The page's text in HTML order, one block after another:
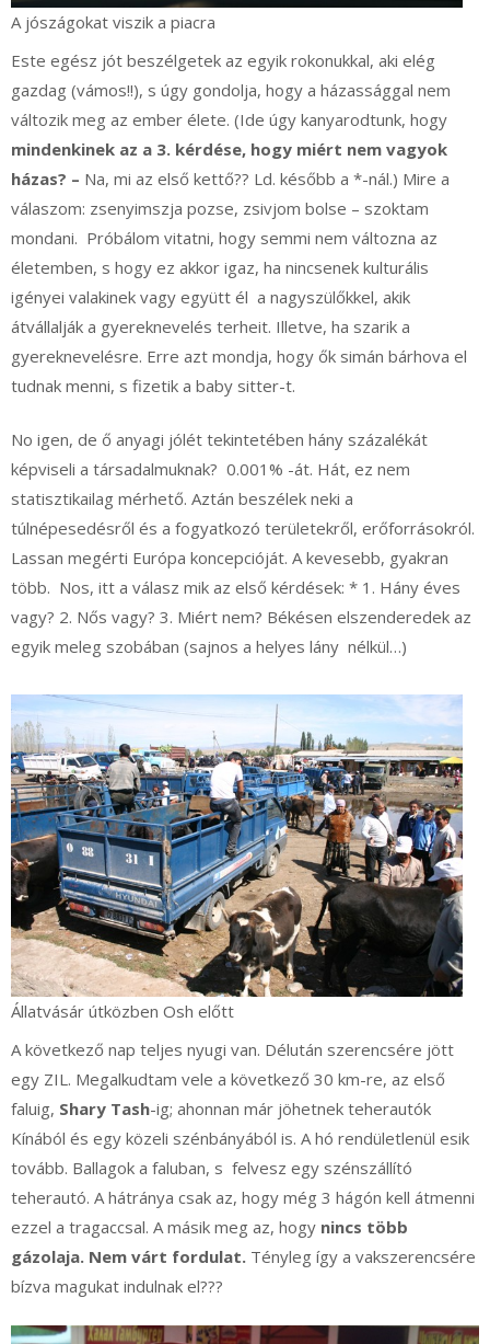
A jószágokat viszik a piacra
Este egész jót beszélgetek az egyik rokonukkal, aki elég
gazdag (vámos!!), s úgy gondolja, hogy a házassággal nem
változik meg az ember élete. (Ide úgy kanyarodtunk, hogy
mindenkinek az a 3. kérdése, hogy miért nem vagyok
házas? – Na, mi az első kettő?? Ld. később a *-nál.) Mire a
válaszom: zsenyimszja pozse, zsivjom bolse – szoktam
mondani. Próbálom vitatni, hogy semmi nem változna az
életemben, s hogy ez akkor igaz, ha nincsenek kulturális
igényei valakinek vagy együtt él a nagyszülőkkel, akik
átvállalják a gyereknevelés terheit. Illetve, ha szarik a
gyereknevelésre. Erre azt mondja, hogy ők simán bárhova el
tudnak menni, s fizetik a baby sitter-t.
No igen, de ő anyagi jólét tekintetében hány százalékát
képviseli a társadalmuknak? 0.001% -át. Hát, ez nem
statisztikailag mérhető. Aztán beszélek neki a
túlnépesedésről és a fogyatkozó területekről, erőforrásokról.
Lassan megérti Európa koncepcióját. A kevesebb, gyakran
több. Nos, itt a válasz mik az első kérdések: * 1. Hány éves
vagy? 2. Nős vagy? 3. Miért nem? Békésen elszenderedek az
egyik meleg szobában (sajnos a helyes lány nélkül…)
Állatvásár útközben Osh előtt
A következő nap teljes nyugi van. Délután szerencsére jött
egy ZIL. Megalkudtam vele a következő 30 km-re, az első
faluig, Shary Tash-ig; ahonnan már jöhetnek teherautók
Kínából és egy közeli szénbányából is. A hó rendületlenül esik
tovább. Ballagok a faluban, s felvesz egy szénszállító
teherautó. A hátránya csak az, hogy még 3 hágón kell átmenni
ezzel a tragaccsal. A másik meg az, hogy nincs több
gázolaja. Nem várt fordulat. Tényleg így a vakszerencsére
bízva magukat indulnak el???